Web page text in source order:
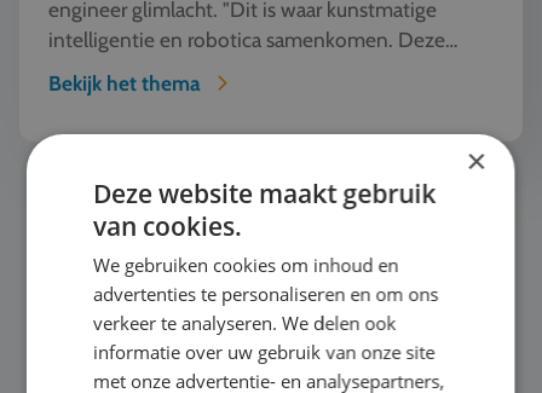
engineer glimlacht. "Dit is waar kunstmatige
intelligentie en robotica samenkomen. Deze
machine ziet, l...
Bekijk het thema
Persoonlijke ontwikkeling
×
Deze website maakt gebruik
van cookies.
We gebruiken cookies om inhoud en
advertenties te personaliseren en om ons
verkeer te analyseren. We delen ook
informatie over uw gebruik van onze site
met onze advertentie- en analysepartners,